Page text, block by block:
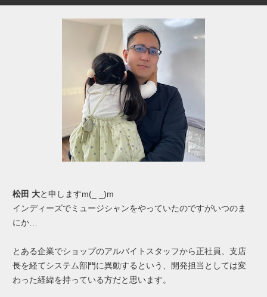
松田 大と申しますm(_ _)m
インディーズでミュージシャンをやっていたのですがいつのま
にか…
とある企業でショップのアルバイトスタッフから正社員、支店
長を経てシステム部門に異動するという、開発担当としては変
わった経緯を持っている方だと思います。